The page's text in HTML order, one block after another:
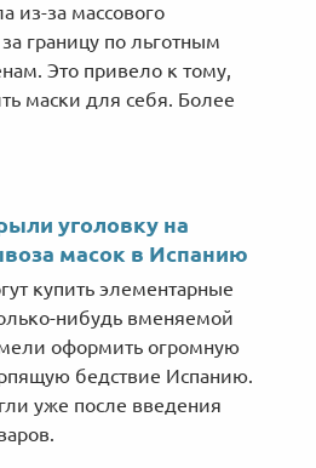
из-за массового
границу по льготным
Это привело к тому,
маски для себя. Более
уголовку на
масок в Испанию
купить элементарные
нибудь вменяемой
оформить огромную
бедствие Испанию.
уже после введения